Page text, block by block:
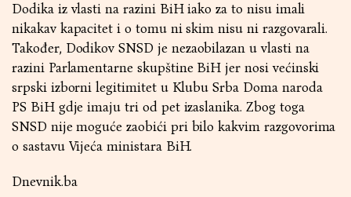
Dodika iz vlasti na razini BiH iako za to nisu imali
nikakav kapacitet i o tomu ni skim nisu ni razgovarali.
Također, Dodikov SNSD je nezaobilazan u vlasti na
razini Parlamentarne skupštine BiH jer nosi većinski
srpski izborni legitimitet u Klubu Srba Doma naroda
PS BiH gdje imaju tri od pet izaslanika. Zbog toga
SNSD nije moguće zaobići pri bilo kakvim razgovorima
o sastavu Vijeća ministara BiH.
Dnevnik.ba